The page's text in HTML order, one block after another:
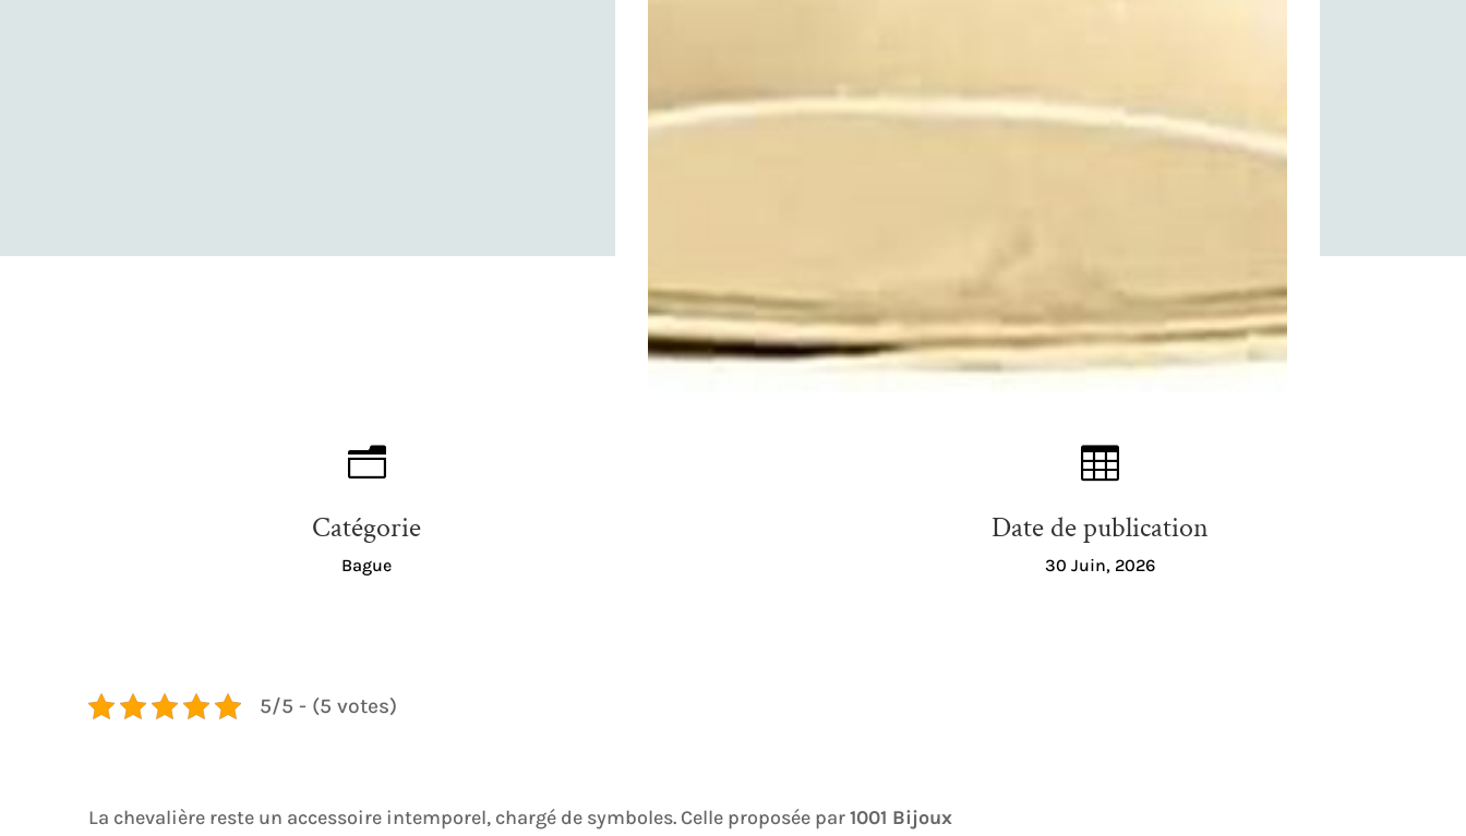
n
Catégorie
Bague

Date de publication
30 Juin, 2026
5/5 - (5 votes)
La chevalière reste un accessoire intemporel, chargé de symboles. Celle proposée par1001 Bijoux